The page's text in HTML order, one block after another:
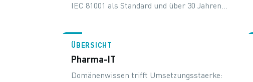
IEC 81001 als Standard und über 30 Jahren
ÜBERSICHT
Pharma-IT
Domänenwissen trifft Umsetzungsstaerke: